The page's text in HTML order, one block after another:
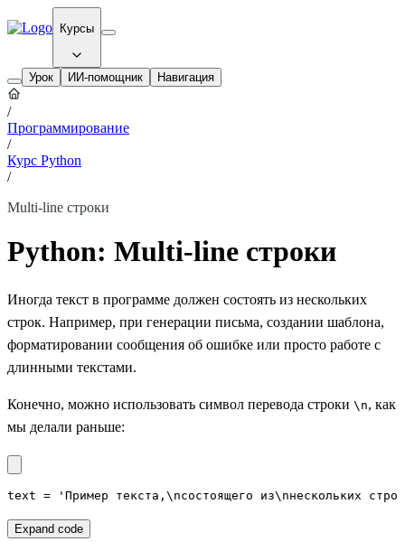
Курсы
Урок ИИ-помощник Навигация
/
Программирование
/
Курс Python
/
Multi-line строки
Python: Multi-line строки
Иногда текст в программе должен состоять из нескольких
строк. Например, при генерации письма, создании шаблона,
форматировании сообщения об ошибке или просто работе с
длинными текстами.
Конечно, можно использовать символ перевода строки \n, как
мы делали раньше:
text = 'Пример текста,\nсостоящего из\nнескольких
Expand code